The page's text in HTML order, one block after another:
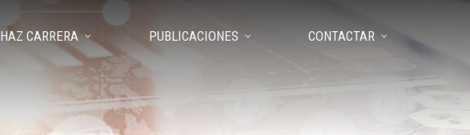
HAZ CARRERA PUBLICACIONES CONTACTAR